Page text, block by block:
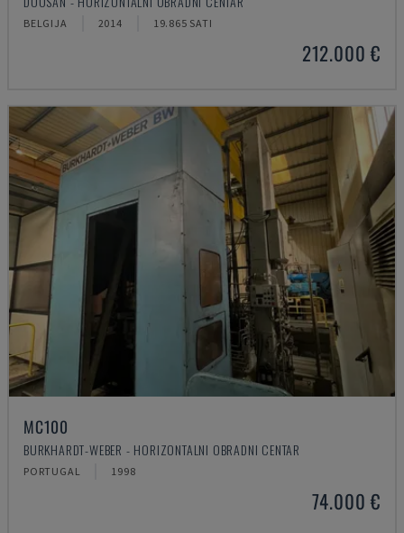
BELGIJA 2014 19.865 SATI
212.000 €
MC100
BURKHARDT-WEBER - HORIZONTALNI OBRADNI CENTAR
PORTUGAL 1998
74.000 €